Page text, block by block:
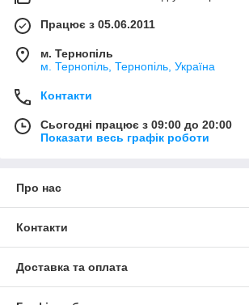
Працює з 05.06.2011
м. Тернопіль
м. Тернопіль, Тернопіль, Україна
Контакти
Сьогодні працює з 09:00 до 20:00
Показати весь графік роботи
Про нас
Контакти
Доставка та оплата